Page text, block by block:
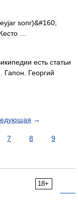
sonr)&#160;
…
есть статьи
Гапон. Георгий
→
7 8
9
18+